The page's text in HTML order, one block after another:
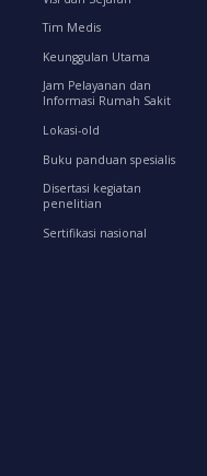
Tim Medis
Keunggulan Utama
Jam Pelayanan dan
Informasi Rumah Sakit
Lokasi-old
Buku panduan spesialis
Disertasi kegiatan
penelitian
Sertifikasi nasional